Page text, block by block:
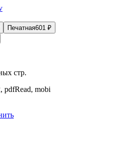
Печатная601 ₽
стр.
pdfRead, mobi